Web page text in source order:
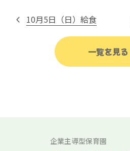
10月5日（日）給食
一覧を見る
企業主導型保育園